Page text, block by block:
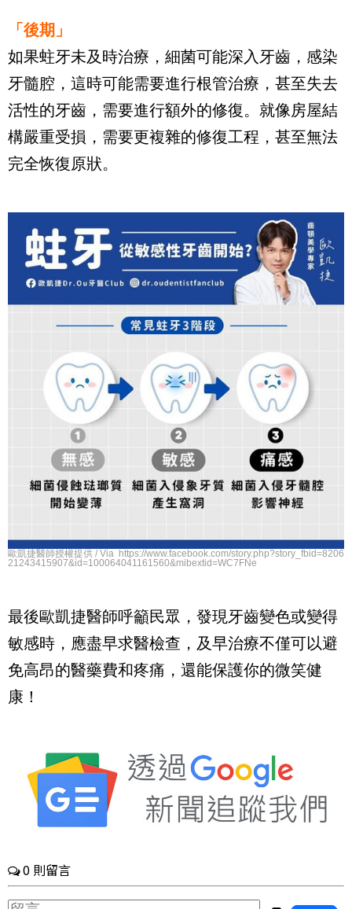
「後期」
如果蛀牙未及時治療，細菌可能深入牙齒，感染
牙髓腔，這時可能需要進行根管治療，甚至失去
活性的牙齒，需要進行額外的修復。就像房屋結
構嚴重受損，需要更複雜的修復工程，甚至無法
完全恢復原狀。
歐凱捷醫師授權提供 / Via https://www.facebook.com/story.php?story_fbid=8206
21243415907&id=100064041161560&mibextid=WC7FNe
最後歐凱捷醫師呼籲民眾，發現牙齒變色或變得
敏感時，應盡早求醫檢查，及早治療不僅可以避
免高昂的醫藥費和疼痛，還能保護你的微笑健
康！